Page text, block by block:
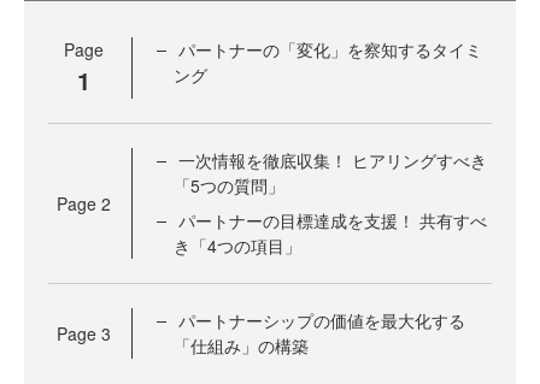
Page
1
パートナーの「変化」を察知するタイミ
ング
Page 2
一次情報を徹底収集！ ヒアリングすべき
「5つの質問」
パートナーの目標達成を支援！ 共有すべ
き「4つの項目」
Page 3
パートナーシップの価値を最大化する
「仕組み」の構築